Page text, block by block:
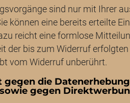
sind nur mit Ihrer
können eine bereits erteilte
reicht eine formlose
der bis zum Widerruf erfolgten
vom Widerruf unberührt.
die
gegen